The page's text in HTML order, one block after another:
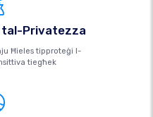
tal-Privatezza
Ħieles tipproteġi l-
tiegħek